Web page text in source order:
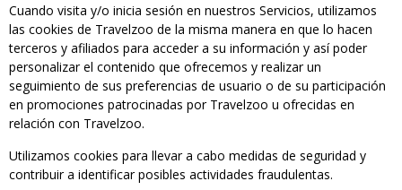
Cuando visita y/o inicia sesión en nuestros Servicios, utilizamos
las cookies de Travelzoo de la misma manera en que lo hacen
terceros y afiliados para acceder a su información y así poder
personalizar el contenido que ofrecemos y realizar un
seguimiento de sus preferencias de usuario o de su participación
en promociones patrocinadas por Travelzoo u ofrecidas en
relación con Travelzoo.
Utilizamos cookies para llevar a cabo medidas de seguridad y
contribuir a identificar posibles actividades fraudulentas.